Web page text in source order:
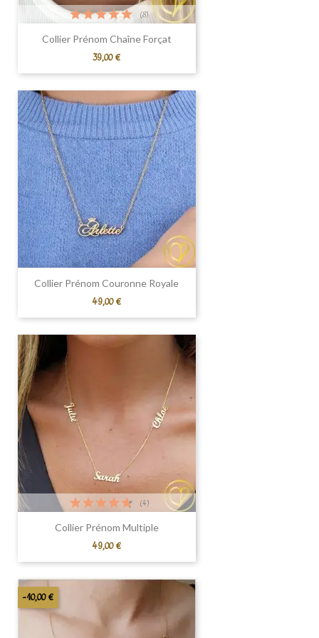
Collier Prénom Chaîne Forçat
Prix
39,00 €
(8)
Collier Prénom Couronne Royale
Prix
49,00 €
Collier Prénom Multiple
Prix
49,00 €
(4)
-10,00 €